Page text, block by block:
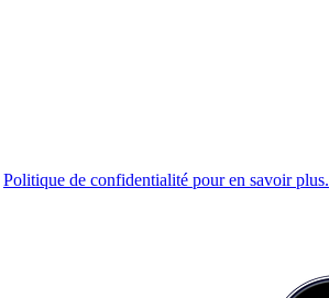
Politique de confidentialité pour en savoir plus.